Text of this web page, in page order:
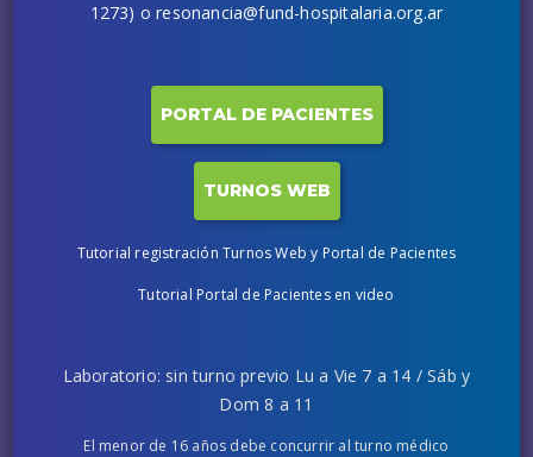
1273) o resonancia@fund-hospitalaria.org.ar
PORTAL DE PACIENTES
TURNOS WEB
Tutorial registración Turnos Web y Portal de Pacientes
Tutorial Portal de Pacientes en video
Laboratorio: sin turno previo Lu a Vie 7 a 14 / Sáb y
Dom 8 a 11
El menor de 16 años debe concurrir al turno médico